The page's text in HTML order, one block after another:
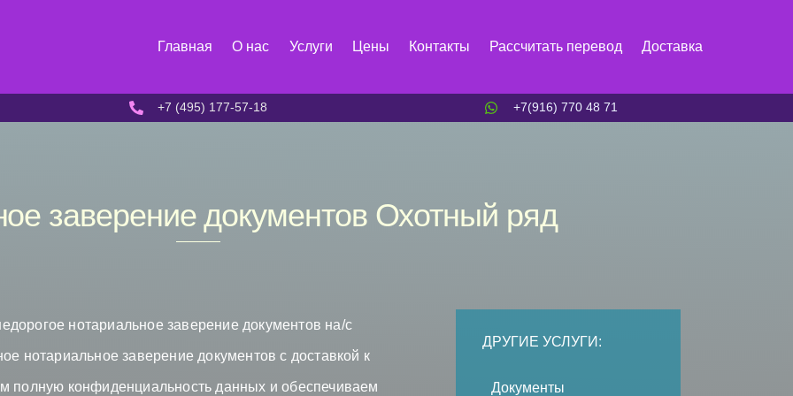
Главная О нас Услуги Цены Контакты Рассчитать перевод Доставка
+7 (495) 177-57-18 +7(916) 770 48 71
заверение документов Охотный ряд
нотариальное заверение документов на/с
нотариальное заверение документов с доставкой к
полную конфиденциальность данных и обеспечиваем
ДРУГИЕ УСЛУГИ:
Документы